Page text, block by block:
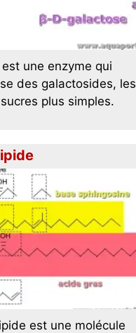
une enzyme qui
des galactosides, les
plus simples.
est une molécule